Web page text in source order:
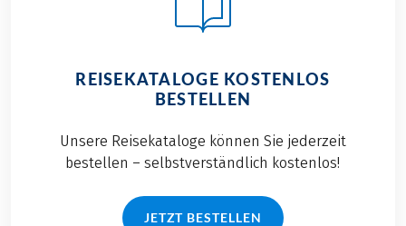
REISEKATALOGE KOSTENLOS
BESTELLEN
Unsere Reisekataloge können Sie jederzeit
bestellen – selbstverständlich kostenlos!
JETZT BESTELLEN